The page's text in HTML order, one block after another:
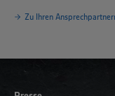
Zu Ihren